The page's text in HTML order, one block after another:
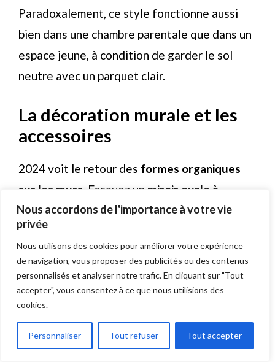
Nous accordons de l'importance à votre vie
privée
Nous utilisons des cookies pour améliorer votre expérience
de navigation, vous proposer des publicités ou des contenus
personnalisés et analyser notre trafic. En cliquant sur "Tout
accepter", vous consentez à ce que nous utilisions des
cookies.
Personnaliser Tout refuser Tout accepter
Paradoxalement, ce style fonctionne aussi
bien dans une chambre parentale que dans un
espace jeune, à condition de garder le sol
neutre avec un parquet clair.
La décoration murale et les
accessoires
2024 voit le retour des formes organiques
sur les murs . Essayez un miroir ovale à
l’encadrement métallique brossé, ou des
étagères nuages en contreplaqué. Pour une
chambre parentale, on optera plutôt pour des
cadres photo en bois naturel disposés en
grappe.